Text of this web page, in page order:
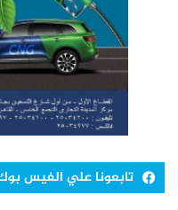
تابعونا علي الفيس